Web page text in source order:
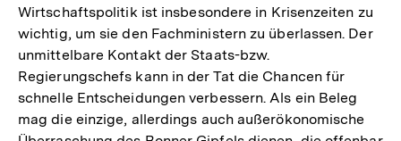
Wirtschaftspolitik ist insbesondere in Krisenzeiten zu
wichtig, um sie den Fachministern zu überlassen. Der
unmittelbare Kontakt der Staats-bzw.
Regierungschefs kann in der Tat die Chancen für
schnelle Entscheidungen verbessern. Als ein Beleg
mag die einzige, allerdings auch außerökonomische